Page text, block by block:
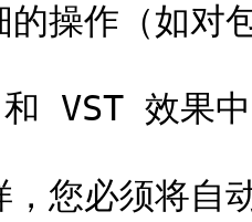
的操作（如对
VST 效果
，您必须将自